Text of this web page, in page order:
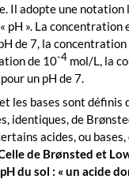
Il adopte une notation
pH ». La concentration
de 7, la
de 10-4 mol/L, la
un pH de 7.
les bases sont définis
identiques, de
acides, ou
de Brønsted et
du sol : « un acide